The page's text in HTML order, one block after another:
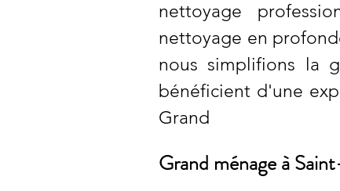
nettoyage
nettoyage en
nous simplifions la
bénéficient d'une
Grand
Grand ménage à